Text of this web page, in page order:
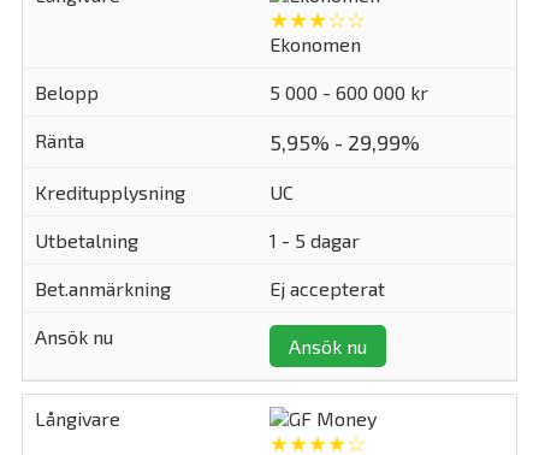
★★★☆☆
Ekonomen
5 000 - 600 000 kr
5,95% - 29,99%
UC
1 - 5 dagar
Ej accepterat
Ansök nu
★★★★☆